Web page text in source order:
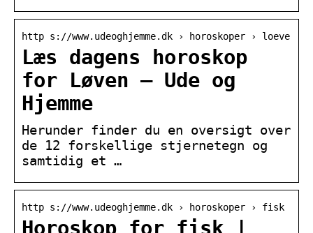
http s://www.udeoghjemme.dk › horoskoper › loeve
Læs dagens horoskop
for Løven – Ude og
Hjemme
Herunder finder du en oversigt over
de 12 forskellige stjernetegn og
samtidig et …
http s://www.udeoghjemme.dk › horoskoper › fisk